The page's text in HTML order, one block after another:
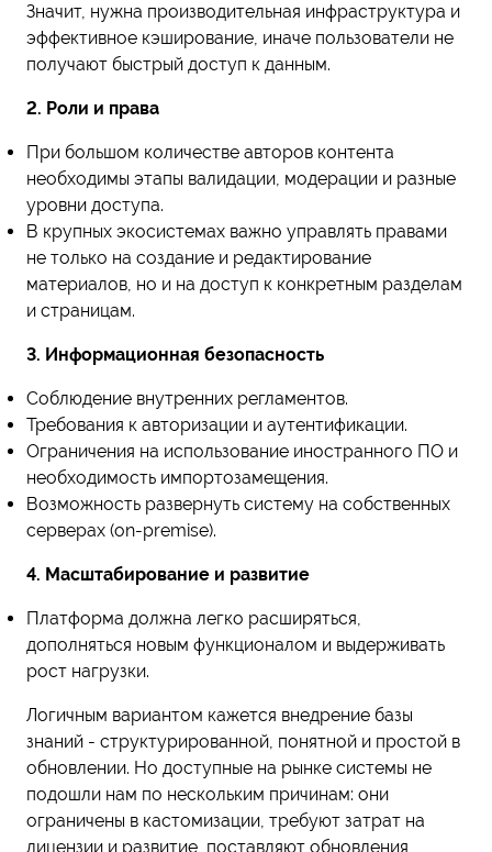
Значит, нужна производительная инфраструктура и
эффективное кэширование, иначе пользователи не
получают быстрый доступ к данным.
2. Роли и права
При большом количестве авторов контента
необходимы этапы валидации, модерации и разные
уровни доступа.
В крупных экосистемах важно управлять правами
не только на создание и редактирование
материалов, но и на доступ к конкретным разделам
и страницам.
3. Информационная безопасность
Соблюдение внутренних регламентов.
Требования к авторизации и аутентификации.
Ограничения на использование иностранного ПО и
необходимость импортозамещения.
Возможность развернуть систему на собственных
серверах (on-premise).
4. Масштабирование и развитие
Платформа должна легко расширяться,
дополняться новым функционалом и выдерживать
рост нагрузки.
Логичным вариантом кажется внедрение базы
знаний - структурированной, понятной и простой в
обновлении. Но доступные на рынке системы не
подошли нам по нескольким причинам: они
ограничены в кастомизации, требуют затрат на
лицензии и развитие, поставляют обновления